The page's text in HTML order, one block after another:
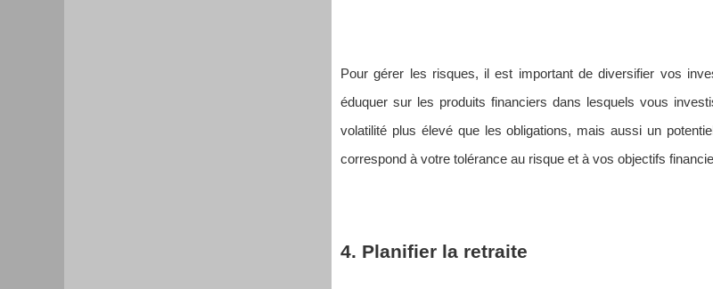
Pour gérer les risques, il est important de diversifier vos
éduquer sur les produits financiers dans lesquels vous
volatilité plus élevé que les obligations, mais aussi un
correspond à votre tolérance au risque et à vos objectifs
4. Planifier la retraite